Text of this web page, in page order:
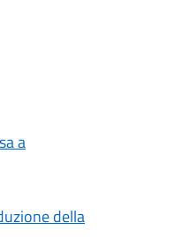
a
della